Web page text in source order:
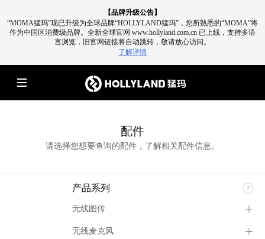
【品牌升级公告】
“MOMA猛玛”现已升级为全球品牌“HOLLYLAND猛玛”，您所熟悉的“MOMA”将
作为中国区消费级品牌。 全新全球官网 www.hollyland.com.cn 已上线，支持多语
言浏览，旧官网链接将自动跳转，敬请放心访问。
了解详情
配件
请选择您想要查询的配件，了解相关配件信息。
产品系列
无线图传
无线麦克风